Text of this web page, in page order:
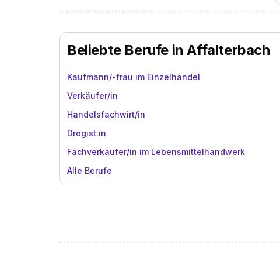
Beliebte Berufe in Affalterbach
Kaufmann/-frau im Einzelhandel
Verkäufer/in
Handelsfachwirt/in
Drogist:in
Fachverkäufer/in im Lebensmittelhandwerk
Alle Berufe